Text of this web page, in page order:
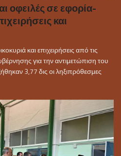
οφειλές σε εφορία-
και
και επιχειρήσεις από τις
για την αντιμετώπιση του
3,77 δις οι ληξιπρόθεσμες